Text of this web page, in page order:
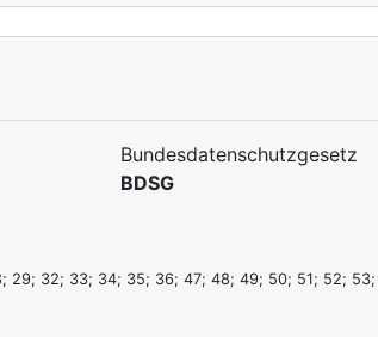
Bundesdatenschutzgesetz
BDSG
29; 32; 33; 34; 35; 36; 47; 48; 49; 50; 51; 52;